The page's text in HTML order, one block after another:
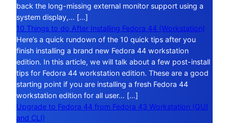
back the long-missing external monitor support using a
system display,… […]
10 Things to do After Installing Fedora 44 (Workstation)
Here’s a quick rundown of the 10 quick tips after you
finish installing a brand new Fedora 44 workstation
edition. In this article, we will talk about a few post-install
tips for Fedora 44 workstation edition. These are a good
starting point if you are installing a fresh Fedora 44
workstation edition for all user… […]
Upgrade to Fedora 44 from Fedora 43 Workstation (GUI
and CLI)